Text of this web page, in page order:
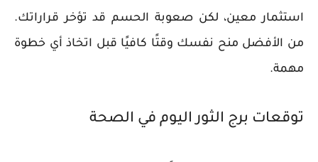
استثمار معين، لكن صعوبة الحسم قد تؤخر قراراتك.
من الأفضل منح نفسك وقتًا كافيًا قبل اتخاذ أي خطوة
مهمة.
توقعات برج الثور اليوم في الصحة